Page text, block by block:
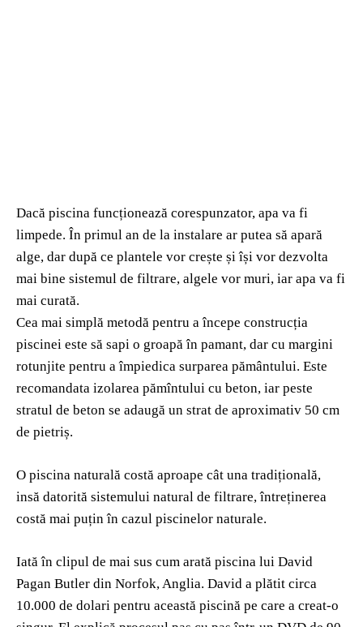
Dacă piscina funcționează corespunzator, apa va fi
limpede. În primul an de la instalare ar putea să apară
alge, dar după ce plantele vor crește și își vor dezvolta
mai bine sistemul de filtrare, algele vor muri, iar apa va fi
mai curată.
Cea mai simplă metodă pentru a începe construcția
piscinei este să sapi o groapă în pamant, dar cu margini
rotunjite pentru a împiedica surparea pământului. Este
recomandata izolarea pămîntului cu beton, iar peste
stratul de beton se adaugă un strat de aproximativ 50 cm
de pietriș.
O piscina naturală costă aproape cât una tradițională,
insă datorită sistemului natural de filtrare, întreținerea
costă mai puțin în cazul piscinelor naturale.
Iată în clipul de mai sus cum arată piscina lui David
Pagan Butler din Norfok, Anglia. David a plătit circa
10.000 de dolari pentru această piscină pe care a creat-o